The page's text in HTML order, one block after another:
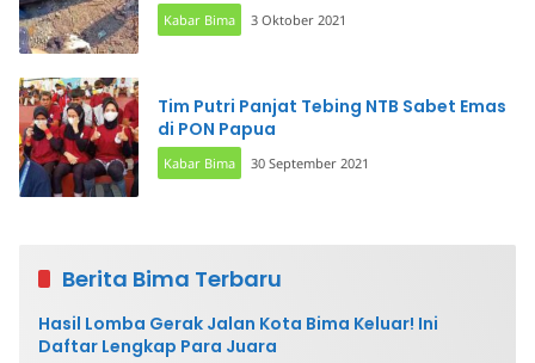
Kabar Bima 3 Oktober 2021
Tim Putri Panjat Tebing NTB Sabet Emas
di PON Papua
Kabar Bima 30 September 2021
Berita Bima Terbaru
Hasil Lomba Gerak Jalan Kota Bima Keluar! Ini
Daftar Lengkap Para Juara